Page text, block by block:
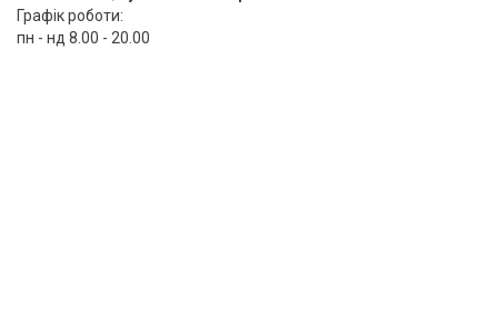
Графік роботи:
пн - нд 8.00 - 20.00